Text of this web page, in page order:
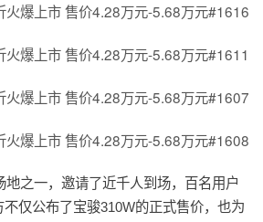
地之一，邀请了近千人到场，百名用户
仅公布了宝骏310W的正式售价，也为